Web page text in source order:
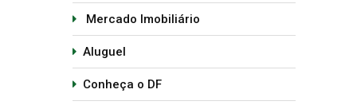
Mercado Imobiliário
Aluguel
Conheça o DF